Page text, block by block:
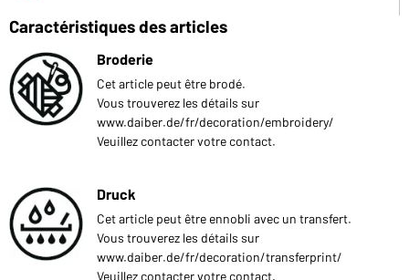
Caractéristiques des articles
Broderie
Cet article peut être brodé.
Vous trouverez les détails sur
www.daiber.de/fr/decoration/embroidery/
Veuillez contacter votre contact.
Druck
Cet article peut être ennobli avec un transfert.
Vous trouverez les détails sur
www.daiber.de/fr/decoration/transferprint/
Veuillez contacter votre contact.